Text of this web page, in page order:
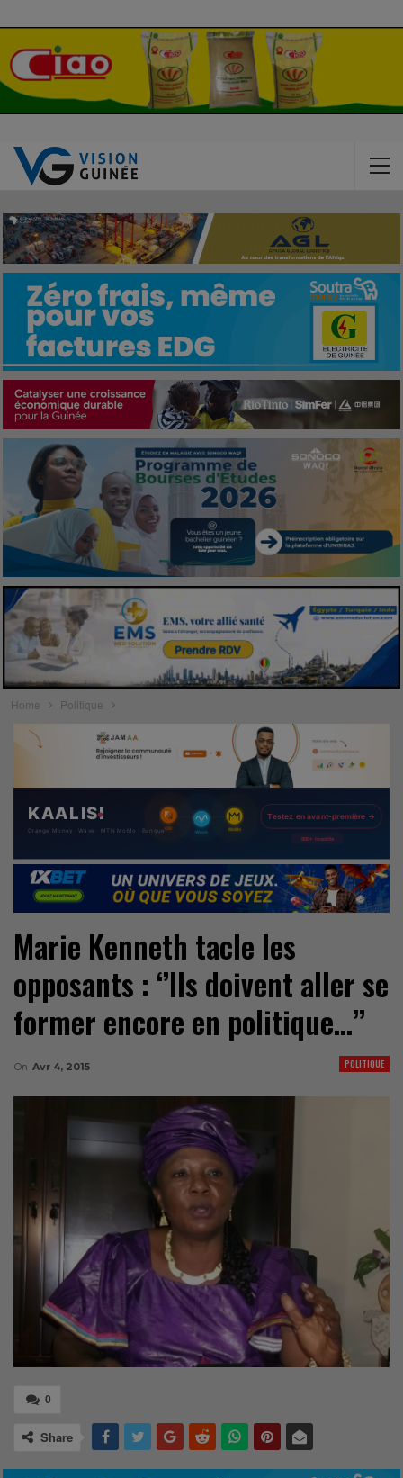
Home Politique
Marie Kenneth tacle les
opposants : ‘’Ils doivent aller se
former encore en politique…’’
POLITIQUE
On Avr 4, 2015
0
Share